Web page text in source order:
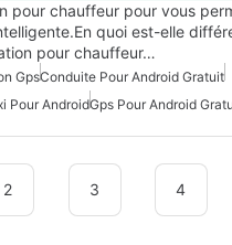
pour chauffeur pour vous
quoi est-elle
pour chauffeur…
GpsConduite Pour Android Gratuit
Pour AndroidGps Pour Android
2 3 4